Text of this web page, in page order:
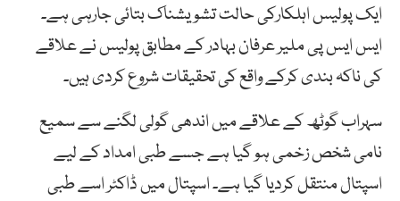
ایک پولیس اہلکارکی حالت تشویشناک بتائی جارہی ہے۔
ایس ایس پی ملیر عرفان بہادر کے مطابق پولیس نے علاقے
کی ناکہ بندی کرکے واقع کی تحقیقات شروع کردی ہیں۔
سہراب گوٹھ کے علاقے میں اندھی گولی لگنے سے سمیع
نامی شخص زخمی ہو گیا ہے جسے طبی امداد کے لیے
اسپتال منتقل کردیا گیا ہے۔ اسپتال میں ڈاکٹر اسے طبی